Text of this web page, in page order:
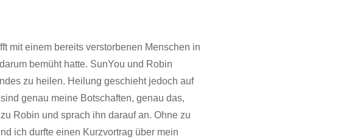
mit einem bereits verstorbenen Menschen in
bemüht hatte. SunYou und Robin
zu heilen. Heilung geschieht jedoch auf
genau meine Botschaften, genau das,
Robin und sprach ihn darauf an. Ohne zu
ich durfte einen Kurzvortrag über mein